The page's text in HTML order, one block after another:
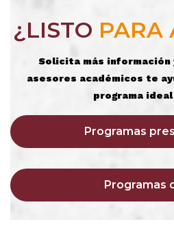
¿LISTO PARA
Solicita más información
asesores académicos te
programa
Programas
Programas